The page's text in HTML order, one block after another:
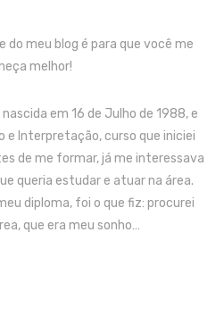
do meu blog é para que você me
melhor!
em 16 de Julho de 1988, e
e Interpretação, curso que iniciei
de me formar, já me interessava
queria estudar e atuar na área.
diploma, foi o que fiz: procurei
que era meu sonho…